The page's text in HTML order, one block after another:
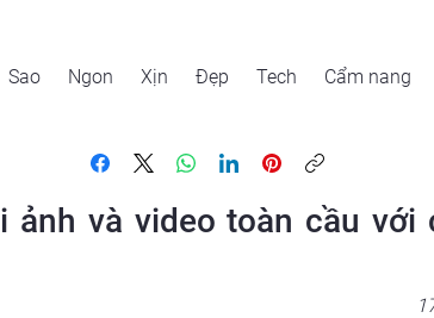
Sao Ngon Xịn Đẹp Tech Cẩm nang
ảnh và video toàn cầu với